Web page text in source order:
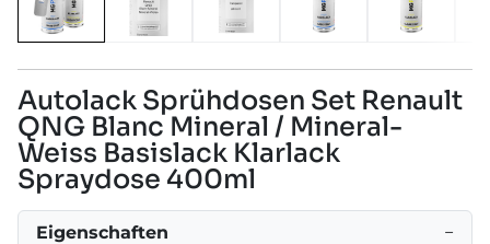
Autolack Sprühdosen Set Renault
QNG Blanc Mineral / Mineral-
Weiss Basislack Klarlack
Spraydose 400ml
Eigenschaften −